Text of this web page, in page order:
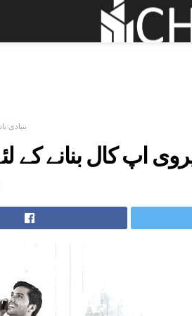
بنیادی
اپ کال بنانے کے